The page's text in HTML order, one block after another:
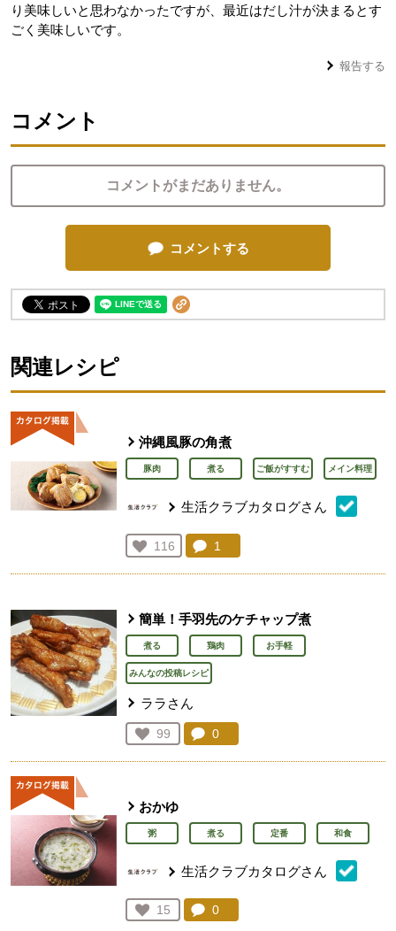
り美味しいと思わなかったですが、最近はだし汁が決まるとす
ごく美味しいです。
報告する
コメント
コメントがまだありません。
コメントする
関連レシピ
沖縄風豚の角煮
豚肉 煮る ご飯がすすむ メイン料理
生活クラブカタログさん
お気に入り登録：
116
人が登録
コメント：
1
簡単！手羽先のケチャップ煮
煮る 鶏肉 お手軽
みんなの投稿レシピ
ララさん
お気に入り登録：
99
人が登録
コメント：
0
おかゆ
粥 煮る 定番 和食
生活クラブカタログさん
お気に入り登録：
15
人が登録
コメント：
0